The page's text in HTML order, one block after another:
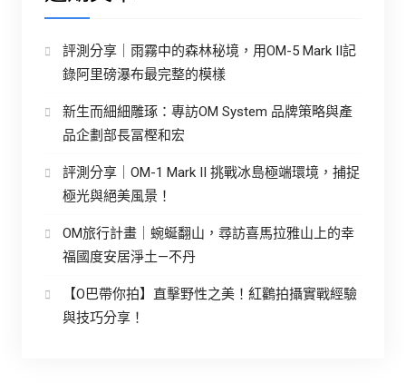
評測分享｜雨霧中的森林秘境，用OM-5 Mark II記
錄阿里磅瀑布最完整的模樣
新生而細細雕琢：專訪OM System 品牌策略與產
品企劃部長冨樫和宏
評測分享｜OM-1 Mark II 挑戰冰島極端環境，捕捉
極光與絕美風景！
OM旅行計畫｜蜿蜒翻山，尋訪喜馬拉雅山上的幸
福國度安居淨土—不丹
【O巴帶你拍】直擊野性之美！紅鸛拍攝實戰經驗
與技巧分享！